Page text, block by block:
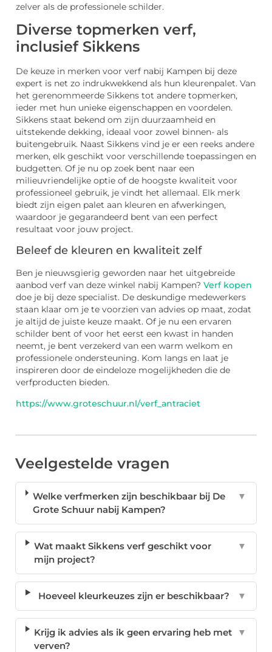
zelver als de professionele schilder.
Diverse topmerken verf,
inclusief Sikkens
De keuze in merken voor verf nabij Kampen bij deze
expert is net zo indrukwekkend als hun kleurenpalet. Van
het gerenommeerde Sikkens tot andere topmerken,
ieder met hun unieke eigenschappen en voordelen.
Sikkens staat bekend om zijn duurzaamheid en
uitstekende dekking, ideaal voor zowel binnen- als
buitengebruik. Naast Sikkens vind je er een reeks andere
merken, elk geschikt voor verschillende toepassingen en
budgetten. Of je nu op zoek bent naar een
milieuvriendelijke optie of de hoogste kwaliteit voor
professioneel gebruik, je vindt het allemaal. Elk merk
biedt zijn eigen palet aan kleuren en afwerkingen,
waardoor je gegarandeerd bent van een perfect
resultaat voor jouw project.
Beleef de kleuren en kwaliteit zelf
Ben je nieuwsgierig geworden naar het uitgebreide
aanbod verf van deze winkel nabij Kampen? Verf kopen
doe je bij deze specialist. De deskundige medewerkers
staan klaar om je te voorzien van advies op maat, zodat
je altijd de juiste keuze maakt. Of je nu een ervaren
schilder bent of voor het eerst een kwast in handen
neemt, je bent verzekerd van een warm welkom en
professionele ondersteuning. Kom langs en laat je
inspireren door de eindeloze mogelijkheden die de
verfproducten bieden.
https://www.groteschuur.nl/verf_antraciet
Veelgestelde vragen
Welke verfmerken zijn beschikbaar bij De
Grote Schuur nabij Kampen?
▼
Wat maakt Sikkens verf geschikt voor
mijn project?
▼
Hoeveel kleurkeuzes zijn er beschikbaar? ▼
Krijg ik advies als ik geen ervaring heb met
verven?
▼